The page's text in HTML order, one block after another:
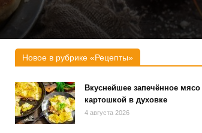
Новое в рубрике «Рецепты»
Вкуснейшее запечённое мясо
картошкой в духовке
4 августа 2026